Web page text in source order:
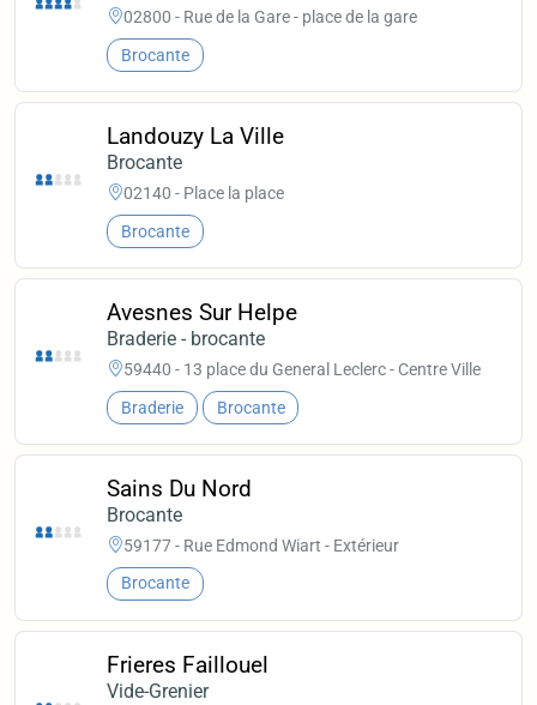
02800 - Rue de la Gare - place de la gare
Brocante
Landouzy La Ville
Brocante
02140 - Place la place
Brocante
Avesnes Sur Helpe
Braderie - brocante
59440 - 13 place du General Leclerc - Centre Ville
Braderie Brocante
Sains Du Nord
Brocante
59177 - Rue Edmond Wiart - Extérieur
Brocante
Frieres Faillouel
Vide-Grenier